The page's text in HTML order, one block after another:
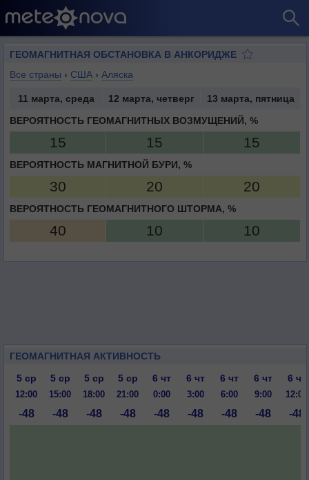
ГЕОМАГНИТНАЯ ОБСТАНОВКА В АНКОРИДЖЕ
Все страны › США › Аляска
11 марта, среда 12 марта, четверг
13 марта, пятница
ВЕРОЯТНОСТЬ ГЕОМАГНИТНЫХ ВОЗМУЩЕНИЙ, %
15 15 15
ВЕРОЯТНОСТЬ МАГНИТНОЙ БУРИ, %
30 20 20
ВЕРОЯТНОСТЬ ГЕОМАГНИТНОГО ШТОРМА, %
40 10 10
ГЕОМАГНИТНАЯ АКТИВНОСТЬ
5 ср
5 ср 5 ср 5 ср 6 чт 6 чт 6 чт 6 чт 6 чт
12:00 15:00 18:00 21:00 0:00 3:00 6:00 9:00 12:00
-48 -48 -48 -48 -48 -48 -48 -48 -48